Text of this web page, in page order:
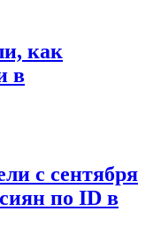
как
в
с сентября
по ID в